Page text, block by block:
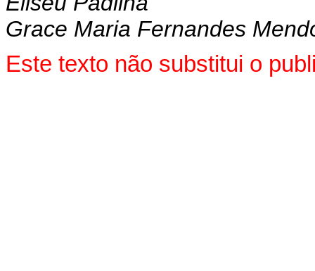
Grace Maria Fernandes
Este texto não substitui o